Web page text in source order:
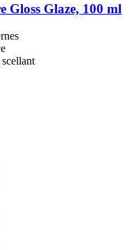
Gloss Glaze, 100 ml